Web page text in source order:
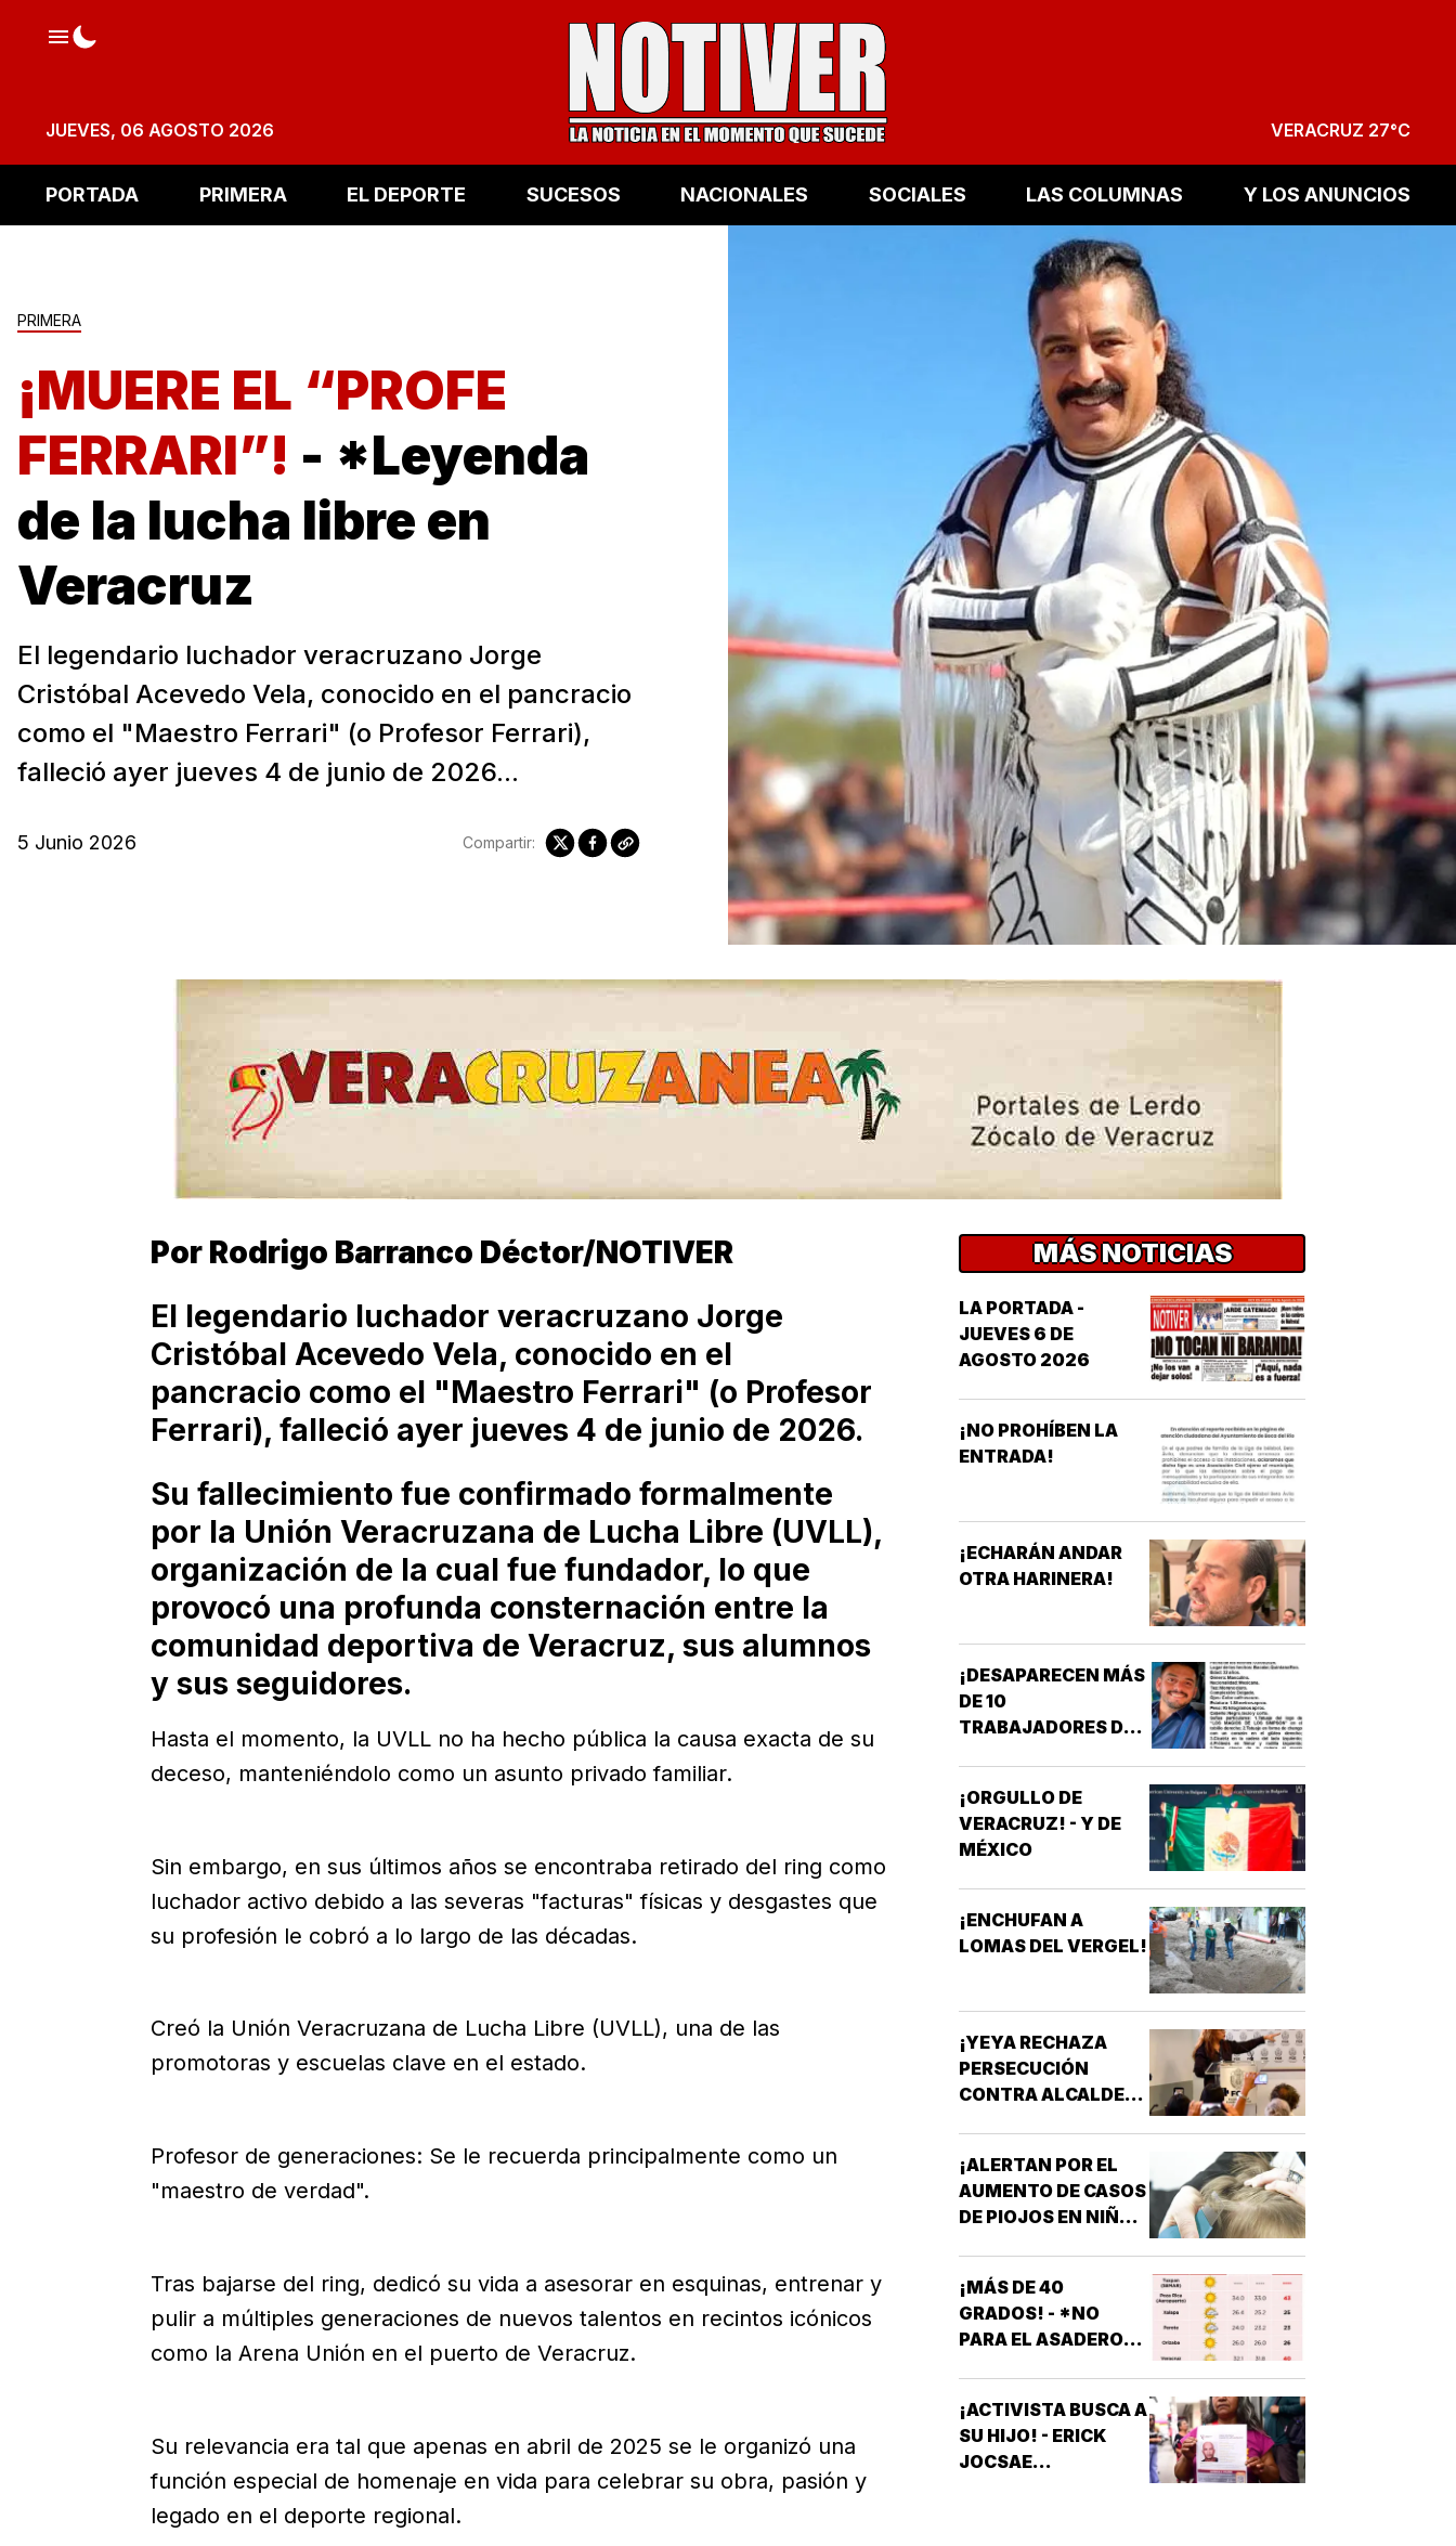
JUEVES, 06 AGOSTO 2026 VERACRUZ 27°C
PORTADA PRIMERA EL DEPORTE SUCESOS NACIONALES SOCIALES LAS COLUMNAS Y LOS ANUNCIOS
PRIMERA
¡MUERE EL “PROFE
FERRARI”! - *Leyenda
de la lucha libre en
Veracruz
El legendario luchador veracruzano Jorge
Cristóbal Acevedo Vela, conocido en el pancracio
como el "Maestro Ferrari" (o Profesor Ferrari),
falleció ayer jueves 4 de junio de 2026...
5 Junio 2026 Compartir:
Por Rodrigo Barranco Déctor/NOTIVER
El legendario luchador veracruzano Jorge
Cristóbal Acevedo Vela, conocido en el
pancracio como el "Maestro Ferrari" (o Profesor
Ferrari), falleció ayer jueves 4 de junio de 2026.
Su fallecimiento fue confirmado formalmente
por la Unión Veracruzana de Lucha Libre (UVLL),
organización de la cual fue fundador, lo que
provocó una profunda consternación entre la
comunidad deportiva de Veracruz, sus alumnos
y sus seguidores.
Hasta el momento, la UVLL no ha hecho pública la causa exacta de su
deceso, manteniéndolo como un asunto privado familiar.
Sin embargo, en sus últimos años se encontraba retirado del ring como
luchador activo debido a las severas "facturas" físicas y desgastes que
su profesión le cobró a lo largo de las décadas.
Creó la Unión Veracruzana de Lucha Libre (UVLL), una de las
promotoras y escuelas clave en el estado.
Profesor de generaciones: Se le recuerda principalmente como un
"maestro de verdad".
Tras bajarse del ring, dedicó su vida a asesorar en esquinas, entrenar y
pulir a múltiples generaciones de nuevos talentos en recintos icónicos
como la Arena Unión en el puerto de Veracruz.
Su relevancia era tal que apenas en abril de 2025 se le organizó una
función especial de homenaje en vida para celebrar su obra, pasión y
legado en el deporte regional.
MÁS NOTICIAS
LA PORTADA -
JUEVES 6 DE
AGOSTO 2026
¡NO PROHÍBEN LA
ENTRADA!
¡ECHARÁN ANDAR
OTRA HARINERA!
¡DESAPARECEN MÁS
DE 10
TRABAJADORES DEL
DESAPARICIÓN
MASIVA
¡ORGULLO DE
VERACRUZ! - Y DE
MÉXICO
¡ENCHUFAN A
LOMAS DEL VERGEL!
¡YEYA RECHAZA
PERSECUCIÓN
CONTRA ALCALDES!
¡ALERTAN POR EL
AUMENTO DE CASOS
DE PIOJOS EN NIÑOS
¡MÁS DE 40
GRADOS! - *NO
PARA EL ASADERO
¡ACTIVISTA BUSCA A
SU HIJO! - ERICK
JOCSAE